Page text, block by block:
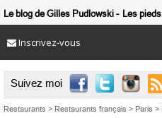
Le blog de Gilles Pudlowski Les
Inscrivez-vous
Suivez moi 
Restaurants > Restaurants français > Paris >